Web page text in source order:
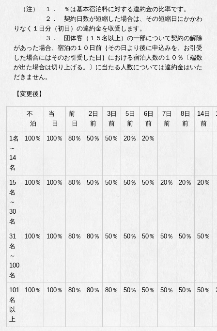
（注） １． ％は基本宿泊料に対する違約金の比率です。
２． 契約日数が短縮した場合は、その短縮日にかかわ
りなく１日分（初日）の違約金を収受します。
３． 団体客（１５名以上）の一部について契約の解除
があった場合、宿泊の１０日前｛その日より後に申込みを、お引受
した場合にはそのお引受した日｝における宿泊人数の１０％〔端数
が出た場合は切り上げる。〕に当たる人数については違約金はいた
だきません。
【変更後】
不
泊
当
日
前
日
2日
前
3日
前
5日
前
6日
前
7日
前
8日
前
14日
前
1名
～
14
名
100％ 100％ 80％ 50％ 50％ 20％ 20％
15
名
～
30
名
100％ 100％ 80％ 50％ 50％ 50％ 50％ 20％ 20％ 20％
31
名
～
100
名
100％ 100％ 80％ 80％ 50％ 50％ 50％ 50％ 50％ 50％
101
名
以
上
100％ 100％ 80％ 80％ 80％ 50％ 50％ 50％ 50％ 50％